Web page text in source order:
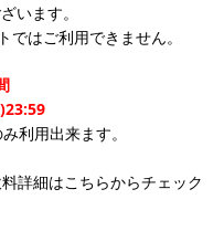
います。
はご利用できません。
利用出来ます。
詳細はこちらからチェック